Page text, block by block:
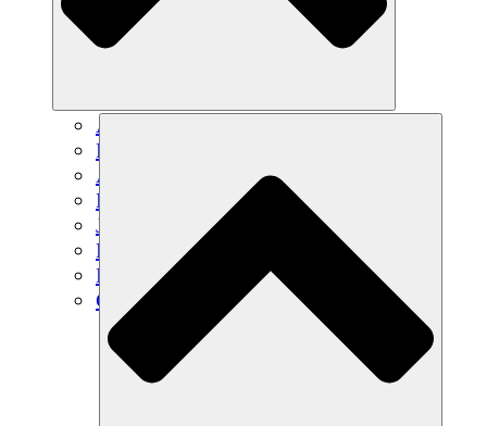
Agricultura sostenible
Recuperación de terremotos
Agua limpia
Empoderamiento de la mujer
Jóvenes y estudiantes
Preservación cultural y diálogo
Desarrollo de capacidades
Créditos de carbono